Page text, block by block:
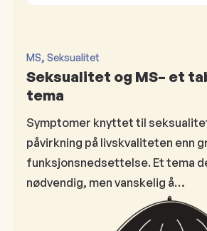
MS, Seksualitet
Seksualitet og MS– et
tema
Symptomer knyttet til
påvirkning på livskvaliteten enn
funksjonsnedsettelse. Et tema
nødvendig, men vanskelig å…